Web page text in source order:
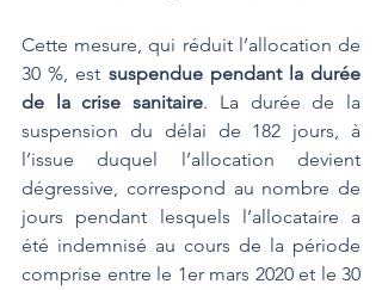
Cette mesure, qui réduit l’allocation de
30 %, est suspendue pendant la durée
de la crise sanitaire. La durée de la
suspension du délai de 182 jours, à
l’issue duquel l’allocation devient
dégressive, correspond au nombre de
jours pendant lesquels l’allocataire a
été indemnisé au cours de la période
comprise entre le 1er mars 2020 et le 30